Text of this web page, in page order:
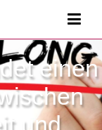
einen
und